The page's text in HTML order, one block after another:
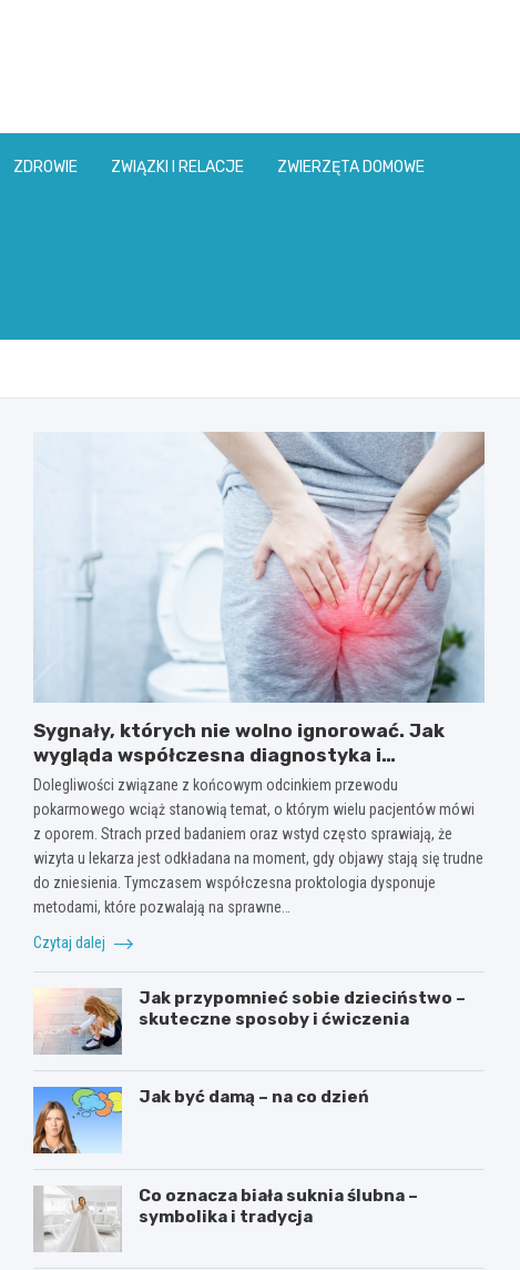
ZDROWIE ZWIĄZKI I RELACJE ZWIERZĘTA DOMOWE
Sygnały, których nie wolno ignorować. Jak
wygląda współczesna diagnostyka i
profilaktyka w proktologii?
Dolegliwości związane z końcowym odcinkiem przewodu
pokarmowego wciąż stanowią temat, o którym wielu pacjentów mówi
z oporem. Strach przed badaniem oraz wstyd często sprawiają, że
wizyta u lekarza jest odkładana na moment, gdy objawy stają się trudne
do zniesienia. Tymczasem współczesna proktologia dysponuje
metodami, które pozwalają na sprawne…
Czytaj dalej
Jak przypomnieć sobie dzieciństwo –
skuteczne sposoby i ćwiczenia
Jak być damą – na co dzień
Co oznacza biała suknia ślubna –
symbolika i tradycja